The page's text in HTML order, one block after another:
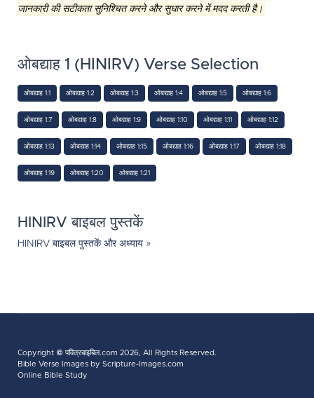
जानकारी की सटीकता सुनिश्चित करने और सुधार करने में मदद करती है।
ओबद्याह 1 (HINIRV) Verse Selection
ओबद्याह 1:1 ओबद्याह 1:2 ओबद्याह 1:3 ओबद्याह 1:4 ओबद्याह 1:5 ओबद्याह 1:6
ओबद्याह 1:7 ओबद्याह 1:8 ओबद्याह 1:9 ओबद्याह 1:10 ओबद्याह 1:11 ओबद्याह 1:12
ओबद्याह 1:13 ओबद्याह 1:14 ओबद्याह 1:15 ओबद्याह 1:16 ओबद्याह 1:17 ओबद्याह 1:18
ओबद्याह 1:19 ओबद्याह 1:20 ओबद्याह 1:21
HINIRV बाइबल पुस्तकें
HINIRV बाइबल पुस्तकें और अध्याय »
Copyright © पवित्रबाइबिल.com 2026, All Rights Reserved.
Bible Verse Images by Scripture-Images.com
Online Bible Study